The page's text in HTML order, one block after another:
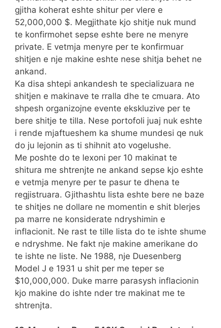
gjitha koherat eshte shitur per vlere e
52,000,000 $. Megjithate kjo shitje nuk mund
te konfirmohet sepse eshte bere ne menyre
private. E vetmja menyre per te konfirmuar
shitjen e nje makine eshte nese shitja behet ne
ankand.
Ka disa shtepi ankandesh te specializuara ne
shitjen e makinave te rralla dhe te cmuara. Ato
shpesh organizojne evente ekskluzive per te
bere shitje te tilla. Nese portofoli juaj nuk eshte
i rende mjaftueshem ka shume mundesi qe nuk
do ju lejonin as ti shihnit ato vogelushe.
Me poshte do te lexoni per 10 makinat te
shitura me shtrenjte ne ankand sepse kjo eshte
e vetmja menyre per te pasur te dhena te
regjistruara. Gjithashtu lista eshte bere ne baze
te shitjes ne dollare ne momentin e shit blerjes
pa marre ne konsiderate ndryshimin e
inflacionit. Ne rast te tille lista do te ishte shume
e ndryshme. Ne fakt nje makine amerikane do
te ishte ne liste. Ne 1988, nje Duesenberg
Model J e 1931 u shit per me teper se
$10,000,000. Duke marre parasysh inflacionin
kjo makine do ishte nder tre makinat me te
shtrenjta.